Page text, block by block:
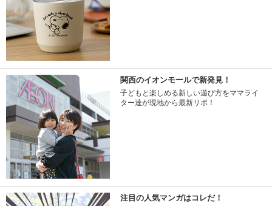
関西のイオンモールで新発見！
子どもと楽しめる新しい遊び方をママライ
ター達が現地から最新リポ！
注目の人気マンガはコレだ！